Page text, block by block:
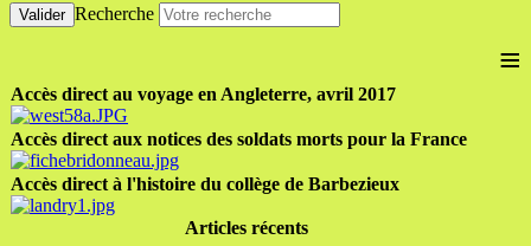
Valider Recherche
≡
Accès direct au voyage en Angleterre, avril 2017
Accès direct aux notices des soldats morts pour la France
Accès direct à l'histoire du collège de Barbezieux
Articles récents